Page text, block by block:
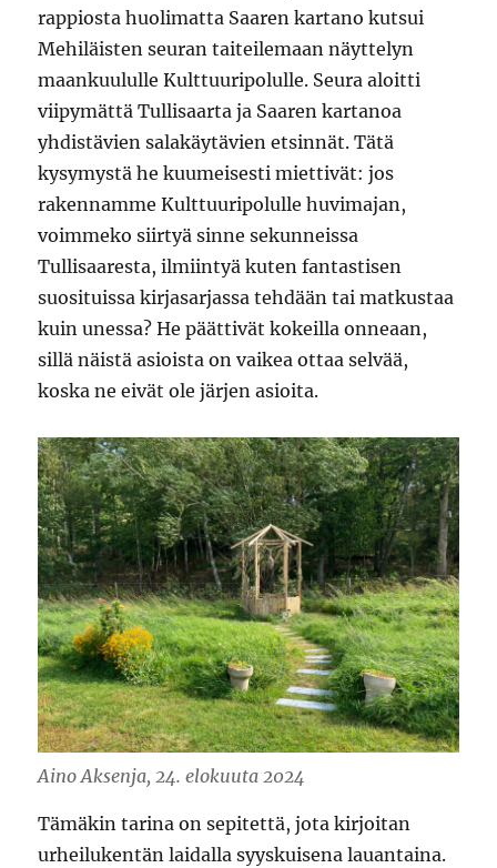
rappiosta huolimatta Saaren kartano kutsui
Mehiläisten seuran taiteilemaan näyttelyn
maankuululle Kulttuuripolulle. Seura aloitti
viipymättä Tullisaarta ja Saaren kartanoa
yhdistävien salakäytävien etsinnät. Tätä
kysymystä he kuumeisesti miettivät: jos
rakennamme Kulttuuripolulle huvimajan,
voimmeko siirtyä sinne sekunneissa
Tullisaaresta, ilmiintyä kuten fantastisen
suosituissa kirjasarjassa tehdään tai matkustaa
kuin unessa? He päättivät kokeilla onneaan,
sillä näistä asioista on vaikea ottaa selvää,
koska ne eivät ole järjen asioita.
Aino Aksenja, 24. elokuuta 2024
Tämäkin tarina on sepitettä, jota kirjoitan
urheilukentän laidalla syyskuisena lauantaina.